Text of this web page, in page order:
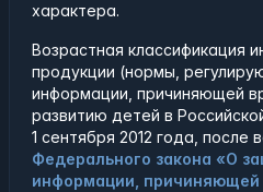
характера.
Возрастная классификация
продукции (нормы,
информации, причиняющей
развитию детей в
1 сентября 2012 года, после
Федерального закона «О
информации, причиняющей